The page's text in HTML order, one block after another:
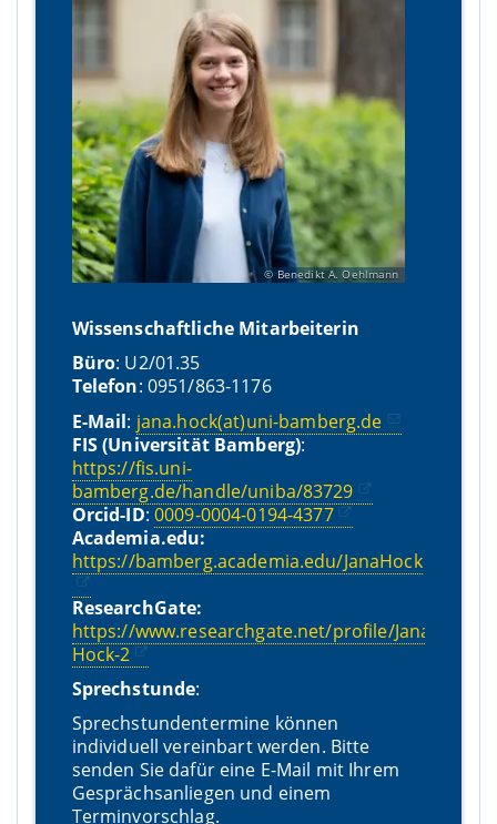
Benedikt A. Oehlmann
Wissenschaftliche Mitarbeiterin
Büro: U2/01.35
Telefon: 0951/863-1176
E-Mail: jana.hock(at)uni-bamberg.de
FIS (Universität Bamberg):
https://fis.uni-
bamberg.de/handle/uniba/83729
Orcid-ID: 0009-0004-0194-4377
Academia.edu:
https://bamberg.academia.edu/JanaHock
ResearchGate:
https://www.researchgate.net/profile/Jana-
Hock-2
Sprechstunde:
Sprechstundentermine können
individuell vereinbart werden. Bitte
senden Sie dafür eine E-Mail mit Ihrem
Gesprächsanliegen und einem
Terminvorschlag.